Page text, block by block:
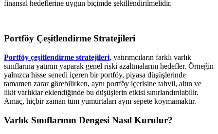
finansal hedeflerine uygun biçimde şekillendirilmelidir.
Portföy Çeşitlendirme Stratejileri
Portföy çeşitlendirme stratejileri, yatırımcıların farklı varlık
sınıflarına yatırım yaparak genel riski azaltmalarını hedefler. Örneğin
yalnızca hisse senedi içeren bir portföy, piyasa düşüşlerinde
tamamen zarar görebilirken, aynı portföy içerisine tahvil, altın ve
likit varlıklar eklendiğinde bu düşüşlerin etkisi sınırlandırılabilir.
Amaç, hiçbir zaman tüm yumurtaları aynı sepete koymamaktır.
Varlık Sınıflarının Dengesi Nasıl Kurulur?